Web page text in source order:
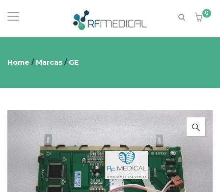
0
Home / Marcas / GE